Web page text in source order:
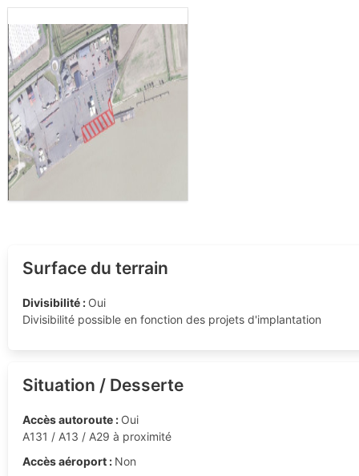
Surface du terrain
Divisibilité : Oui
Divisibilité possible en fonction des projets d'implantation
Situation / Desserte
Accès autoroute : Oui
A131 / A13 / A29 à proximité
Accès aéroport : Non